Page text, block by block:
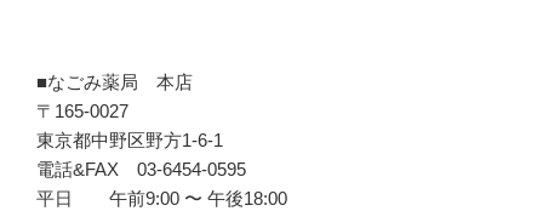
■なごみ薬局 本店
〒165-0027
東京都中野区野方1-6-1
電話&FAX 03-6454-0595
平日 午前9:00 〜 午後18:00